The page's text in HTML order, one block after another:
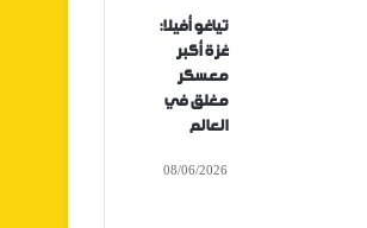
تياغو أفيلا:
غزة أكبر
معسكر
مغلق في
العالم
08/06/2026